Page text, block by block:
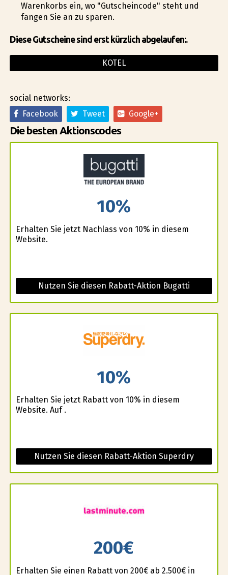
Warenkorbs ein, wo "Gutscheincode" steht und
fangen Sie an zu sparen.
Diese Gutscheine sind erst kürzlich abgelaufen:.
KOTEL
social networks:
Facebook
Tweet Google+
Die besten Aktionscodes
10%
Erhalten Sie jetzt Nachlass von 10% in diesem
Website.
Nutzen Sie diesen Rabatt-Aktion Bugatti
10%
Erhalten Sie jetzt Rabatt von 10% in diesem
Website. Auf .
Nutzen Sie diesen Rabatt-Aktion Superdry
200€
Erhalten Sie einen Rabatt von 200€ ab 2.500€ in